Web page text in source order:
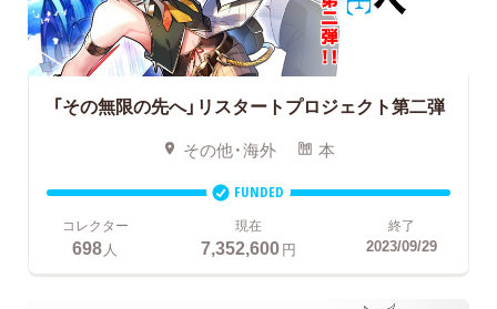
「その無限の先へ」リスタートプロジェクト第二弾
その他・海外 本
FUNDED
コレクター
698 人
現在
7,352,600円
終了
2023/09/29